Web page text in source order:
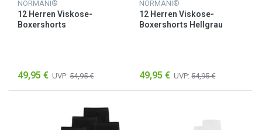
NORMANI®
12 Herren Viskose-
Boxershorts
49,95 € UVP: 54,95 €
NORMANI®
12 Herren Viskose-
Boxershorts Hellgrau
49,95 € UVP: 54,95 €